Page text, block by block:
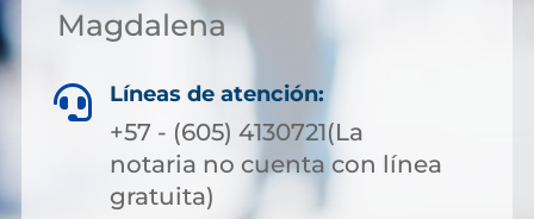
Magdalena
 Líneas de atención:
+57 - (605) 4130721(La
notaria no cuenta con línea
gratuita)